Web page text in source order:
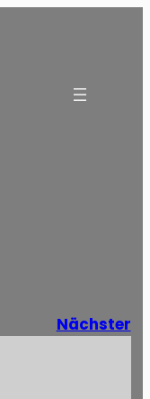
Nächster